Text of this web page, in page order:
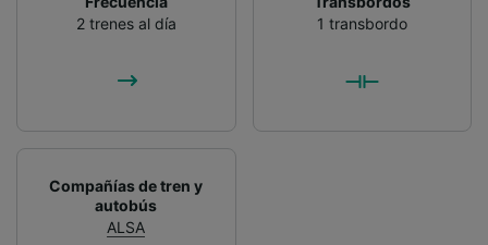
2 trenes al día
1 transbordo
Compañías de tren y
autobús
ALSA